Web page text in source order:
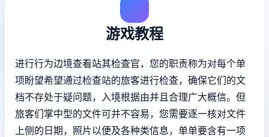
游戏教程
进行行为边境查看站其检查官，您的职责称为对每个单
项盼望希望通过检查站的旅客进行检查，确保它们的文
档不存处于疑问题，入境根据由并且合理广大概信。但
旅客们掌中型的文件可并不容易，您需要逐一核对文件
上侧的日期，照片以便及各种类信息，单单要含有一项